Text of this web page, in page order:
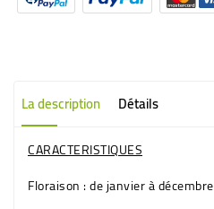
La description Détails
CARACTERISTIQUES
Floraison : de janvier à décembre